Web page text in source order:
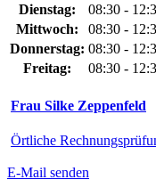
Dienstag:
08:30 -
Mittwoch:
08:30 -
Donnerstag: 08:30 -
Freitag:
08:30 -
Frau Silke Zeppenfeld
Örtliche
E-Mail senden